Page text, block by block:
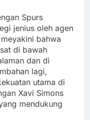
Spurs
jenius oleh agen
bahwa
di bawah
dan di
lagi,
utama di
Xavi Simons
mendukung